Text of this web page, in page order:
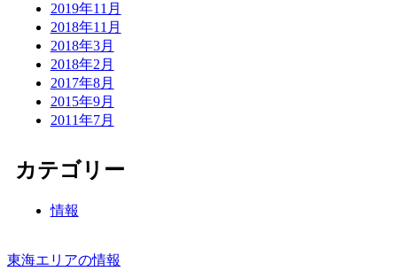
2019年11月
2018年11月
2018年3月
2018年2月
2017年8月
2015年9月
2011年7月
カテゴリー
情報
東海エリアの情報